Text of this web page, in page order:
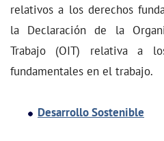
relativos a los derechos
la Declaración de la
Trabajo (OIT) relativa a
fundamentales en el trabajo.
Desarrollo Sostenible